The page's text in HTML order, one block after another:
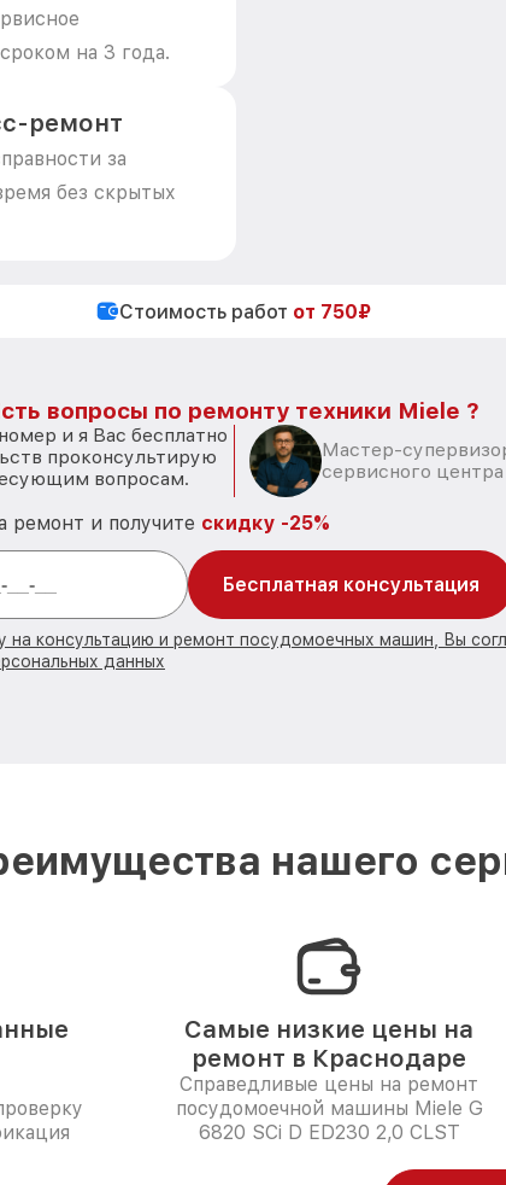
на 3 года.
ремонт
за
без скрытых
Стоимость работ от 750₽
вопросы по ремонту техники Miele ?
и я Вас бесплатно
проконсультирую
вопросам.
Мастер-
сервисного
ремонт и получите скидку -25%
Бесплатная консультация
на консультацию и ремонт посудомоечных машин, Вы
данных
нашего
Самые низкие цены на
ремонт в Краснодаре
Справедливые цены на ремонт
посудомоечной машины Miele G
6820 SCi D ED230 2,0 CLST